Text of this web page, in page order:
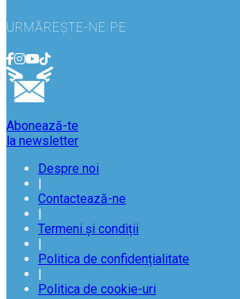
URMĂREȘTE-NE PE
Abonează-te
la newsletter
Despre noi
Contactează-ne
Termeni și condiții
Politica de confidențialitate
Politica de cookie-uri